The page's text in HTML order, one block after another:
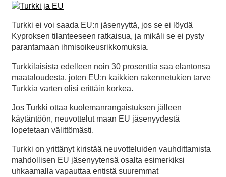
Turkki ei voi saada EU:n jäsenyyttä, jos se ei löydä
Kyproksen tilanteeseen ratkaisua, ja mikäli se ei pysty
parantamaan ihmisoikeusrikkomuksia.
Turkkilaisista edelleen noin 30 prosenttia saa elantonsa
maataloudesta, joten EU:n kaikkien rakennetukien tarve
Turkkia varten olisi erittäin korkea.
Jos Turkki ottaa kuolemanrangaistuksen jälleen
käytäntöön, neuvottelut maan EU jäsenyydestä
lopetetaan välittömästi.
Turkki on yrittänyt kiristää neuvotteluiden vauhdittamista
mahdollisen EU jäsenyytensä osalta esimerkiksi
uhkaamalla vapauttaa entistä suuremmat